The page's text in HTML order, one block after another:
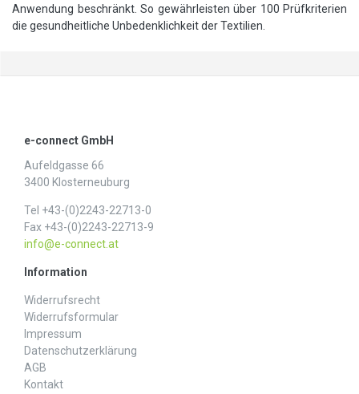
Anwendung beschränkt. So gewährleisten über 100 Prüfkriterien
die gesundheitliche Unbedenklichkeit der Textilien.
e-connect GmbH
Aufeldgasse 66
3400 Klosterneuburg
Tel +43-(0)2243-22713-0
Fax +43-(0)2243-22713-9
info@e-connect.at
Information
Widerrufs­recht
Widerrufs­formular
Impressum
Daten­schutz­erklärung
AGB
Kontakt